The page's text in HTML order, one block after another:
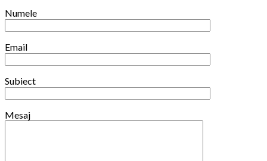
Numele
Email
Subiect
Mesaj